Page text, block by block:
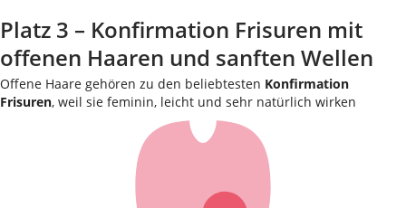
Platz 3 – Konfirmation Frisuren mit
offenen Haaren und sanften Wellen
Offene Haare gehören zu den beliebtesten Konfirmation
Frisuren, weil sie feminin, leicht und sehr natürlich wirken